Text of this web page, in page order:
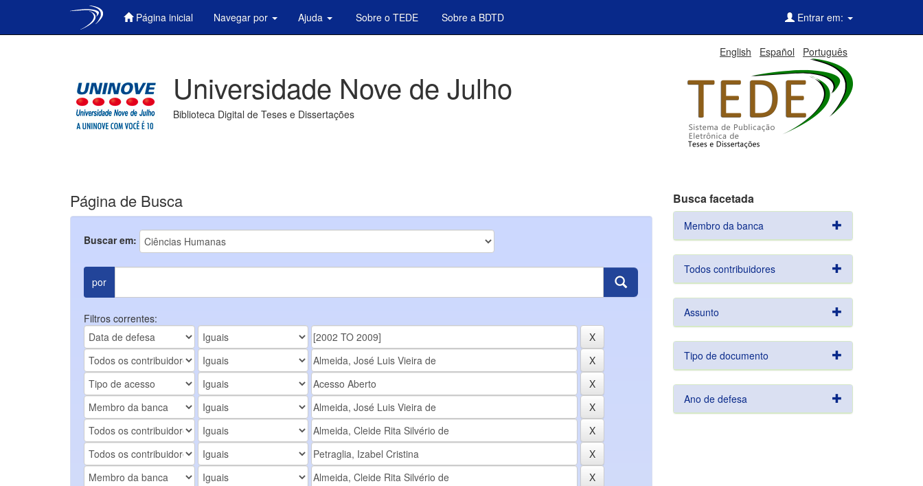
Página inicial Navegar por Ajuda Sobre o TEDE Sobre a BDTD Entrar em:
English Español Português
Universidade Nove de Julho
Biblioteca Digital de Teses e Dissertações
Página de Busca
Buscar em:
por
Filtros correntes:
Busca facetada
Membro da banca
Todos contribuidores
Assunto
Tipo de documento
Ano de defesa